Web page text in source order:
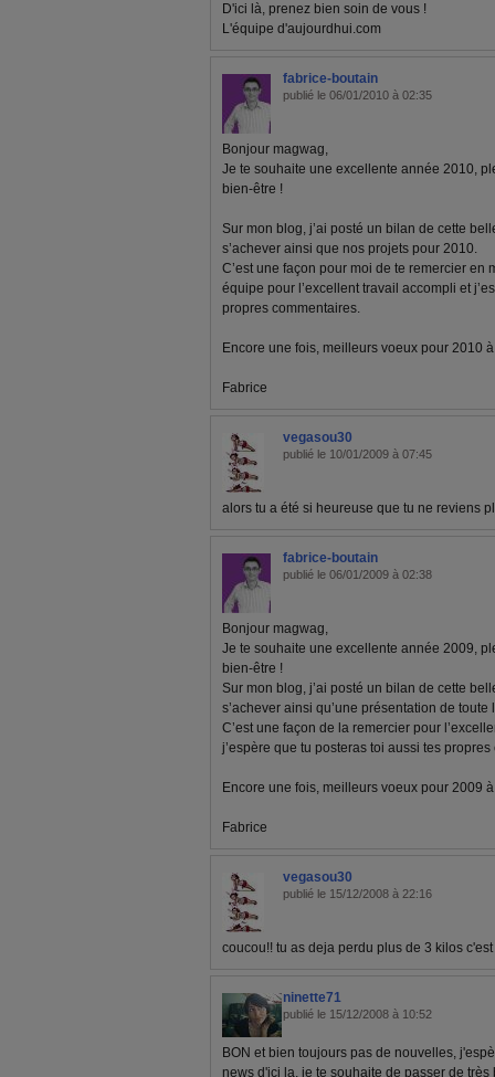
D'ici là, prenez bien soin de vous !
L'équipe d'aujourdhui.com
fabrice-boutain
publié le 06/01/2010 à 02:35
Bonjour magwag,
Je te souhaite une excellente année 2010,
bien-être !
Sur mon blog, j’ai posté un bilan de cette
s’achever ainsi que nos projets pour 2010.
C’est une façon pour moi de te remercier en
équipe pour l’excellent travail accompli et
propres commentaires.
Encore une fois, meilleurs voeux pour 2010
Fabrice
vegasou30
publié le 10/01/2009 à 07:45
alors tu a été si heureuse que tu ne reviens
fabrice-boutain
publié le 06/01/2009 à 02:38
Bonjour magwag,
Je te souhaite une excellente année 2009,
bien-être !
Sur mon blog, j’ai posté un bilan de cette
s’achever ainsi qu’une présentation de
C’est une façon de la remercier pour
j’espère que tu posteras toi aussi tes
Encore une fois, meilleurs voeux pour 2009
Fabrice
vegasou30
publié le 15/12/2008 à 22:16
coucou!! tu as deja perdu plus de 3 kilos c'est
ninette71
publié le 15/12/2008 à 10:52
BON et bien toujours pas de nouvelles,
news d'ici la, je te souhaite de passer de